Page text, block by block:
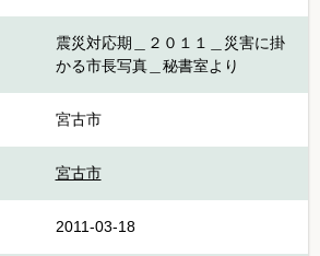
震災対応期＿２０１１＿災害に掛
かる市長写真＿秘書室より
宮古市
宮古市
2011-03-18